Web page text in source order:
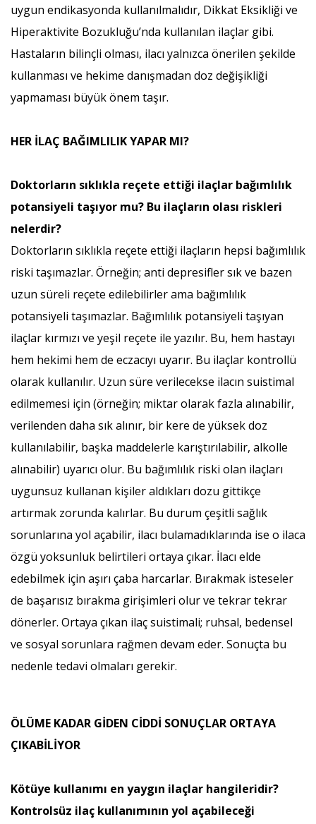
uygun endikasyonda kullanılmalıdır, Dikkat Eksikliği ve
Hiperaktivite Bozukluğu’nda kullanılan ilaçlar gibi.
Hastaların bilinçli olması, ilacı yalnızca önerilen şekilde
kullanması ve hekime danışmadan doz değişikliği
yapmaması büyük önem taşır.
HER İLAÇ BAĞIMLILIK YAPAR MI?
Doktorların sıklıkla reçete ettiği ilaçlar bağımlılık
potansiyeli taşıyor mu? Bu ilaçların olası riskleri
nelerdir?
Doktorların sıklıkla reçete ettiği ilaçların hepsi bağımlılık
riski taşımazlar. Örneğin; anti depresifler sık ve bazen
uzun süreli reçete edilebilirler ama bağımlılık
potansiyeli taşımazlar. Bağımlılık potansiyeli taşıyan
ilaçlar kırmızı ve yeşil reçete ile yazılır. Bu, hem hastayı
hem hekimi hem de eczacıyı uyarır. Bu ilaçlar kontrollü
olarak kullanılır. Uzun süre verilecekse ilacın suistimal
edilmemesi için (örneğin; miktar olarak fazla alınabilir,
verilenden daha sık alınır, bir kere de yüksek doz
kullanılabilir, başka maddelerle karıştırılabilir, alkolle
alınabilir) uyarıcı olur. Bu bağımlılık riski olan ilaçları
uygunsuz kullanan kişiler aldıkları dozu gittikçe
artırmak zorunda kalırlar. Bu durum çeşitli sağlık
sorunlarına yol açabilir, ilacı bulamadıklarında ise o ilaca
özgü yoksunluk belirtileri ortaya çıkar. İlacı elde
edebilmek için aşırı çaba harcarlar. Bırakmak isteseler
de başarısız bırakma girişimleri olur ve tekrar tekrar
dönerler. Ortaya çıkan ilaç suistimali; ruhsal, bedensel
ve sosyal sorunlara rağmen devam eder. Sonuçta bu
nedenle tedavi olmaları gerekir.
ÖLÜME KADAR GİDEN CİDDİ SONUÇLAR ORTAYA
ÇIKABİLİYOR
Kötüye kullanımı en yaygın ilaçlar hangileridir?
Kontrolsüz ilaç kullanımının yol açabileceği